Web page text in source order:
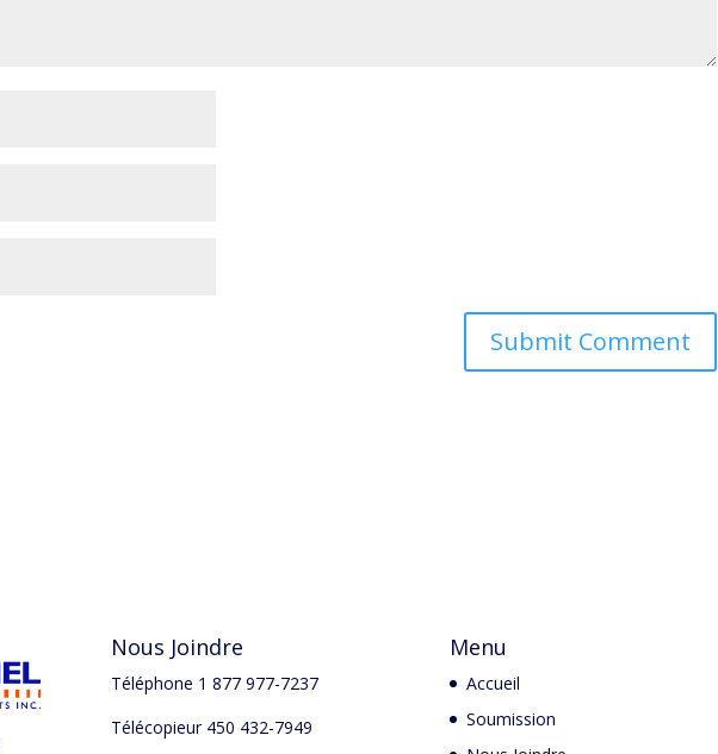
Nous Joindre
Téléphone 1 877 977-7237
Télécopieur 450 432-7949
Menu
Accueil
Soumission